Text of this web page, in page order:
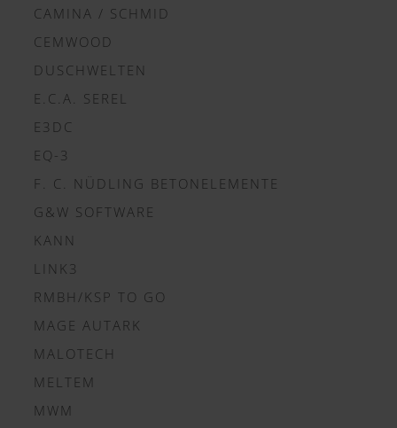
CAMINA / SCHMID
CEMWOOD
DUSCHWELTEN
E.C.A. SEREL
E3DC
EQ-3
F. C. NÜDLING BETONELEMENTE
G&W SOFTWARE
KANN
LINK3
RMBH/KSP TO GO
MAGE AUTARK
MALOTECH
MELTEM
MWM